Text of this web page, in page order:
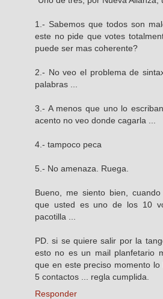
1.- Sabemos que todos son
este no pide que votes
puede ser mas coherente?
2.- No veo el problema de
palabras ...
3.- A menos que uno lo
acento no veo donde cagarla ...
4.- tampoco peca
5.- No amenaza. Ruega.
Bueno, me siento bien,
que usted es uno de los 10
pacotilla ...
PD. si se quiere salir por la
esto no es un mail planfetario
que en este preciso momento
5 contactos ... regla cumplida.
Responder